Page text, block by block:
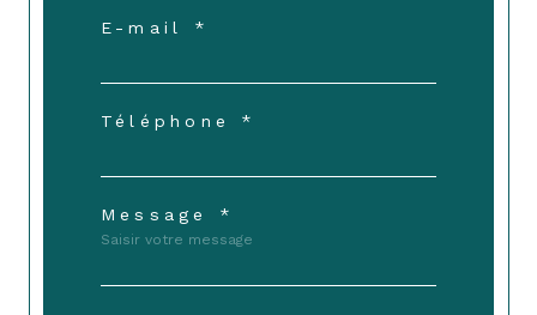
E-mail *
Téléphone *
Message *